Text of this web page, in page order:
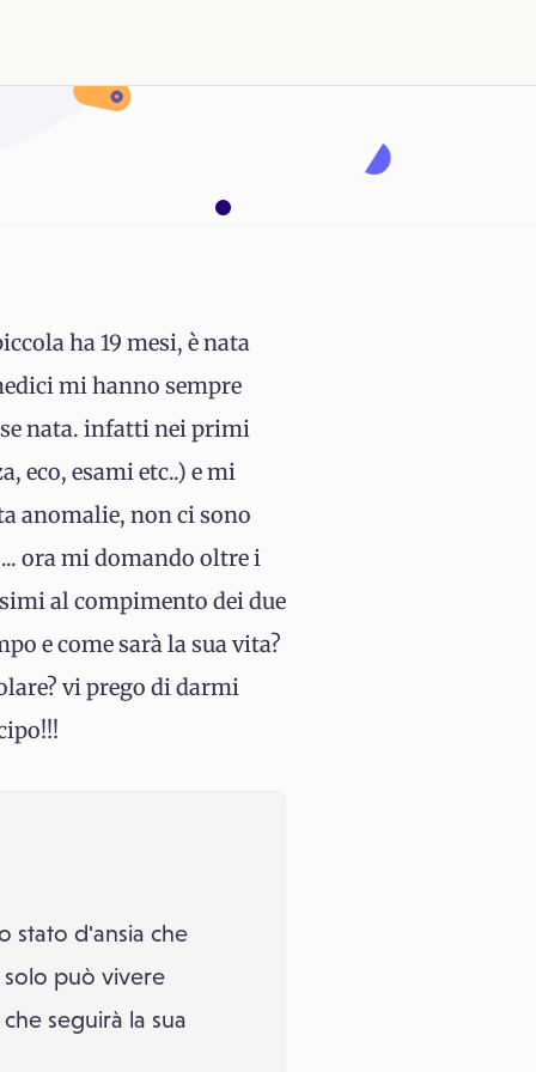
ha 19 mesi, è nata
mi hanno sempre
nata. infatti nei primi
eco, esami etc..) e mi
anomalie, non ci sono
ora mi domando oltre i
al compimento dei due
e come sarà la sua vita?
vi prego di darmi
stato d'ansia che
solo può vivere
seguirà la sua